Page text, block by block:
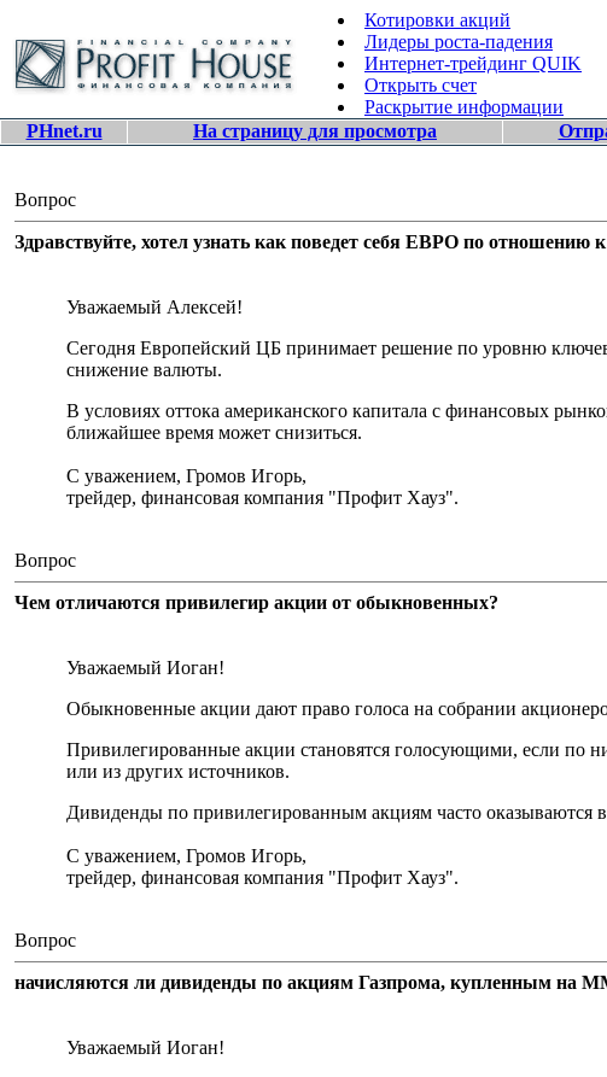
Котировки акций
Лидеры роста-падения
Интернет-трейдинг QUIK
Открыть счет
Раскрытие информации
PHnet.ru
На страницу для просмотра
Вопрос
Здравствуйте, хотел узнать как поведет себя ЕВРО по
Уважаемый Алексей!
Сегодня Европейский ЦБ принимает решение по уровню
снижение валюты.
В условиях оттока американского капитала с финансовых
ближайшее время может снизиться.
С уважением, Громов Игорь,
трейдер, финансовая компания "Профит Хауз".
Вопрос
Чем отличаются привилегир акции от обыкновенных?
Уважаемый Иоган!
Обыкновенные акции дают право голоса на собрании
Привилегированные акции становятся голосующими, если
или из других источников.
Дивиденды по привилегированным акциям часто
С уважением, Громов Игорь,
трейдер, финансовая компания "Профит Хауз".
Вопрос
начисляются ли дивиденды по акциям Газпрома, купленным на
Уважаемый Иоган!